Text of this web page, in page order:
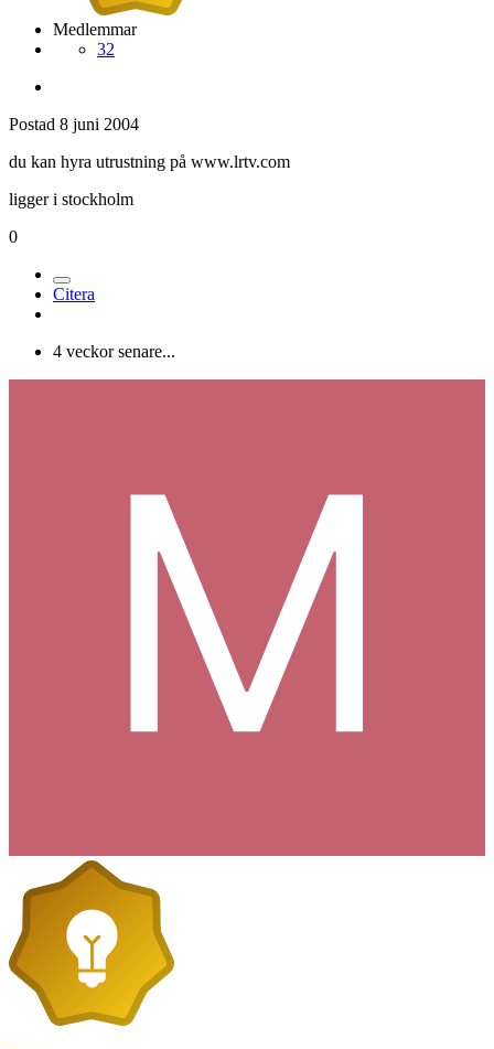
Medlemmar
32
Postad 8 juni 2004
du kan hyra utrustning på www.lrtv.com
ligger i stockholm
0
Citera
4 veckor senare...